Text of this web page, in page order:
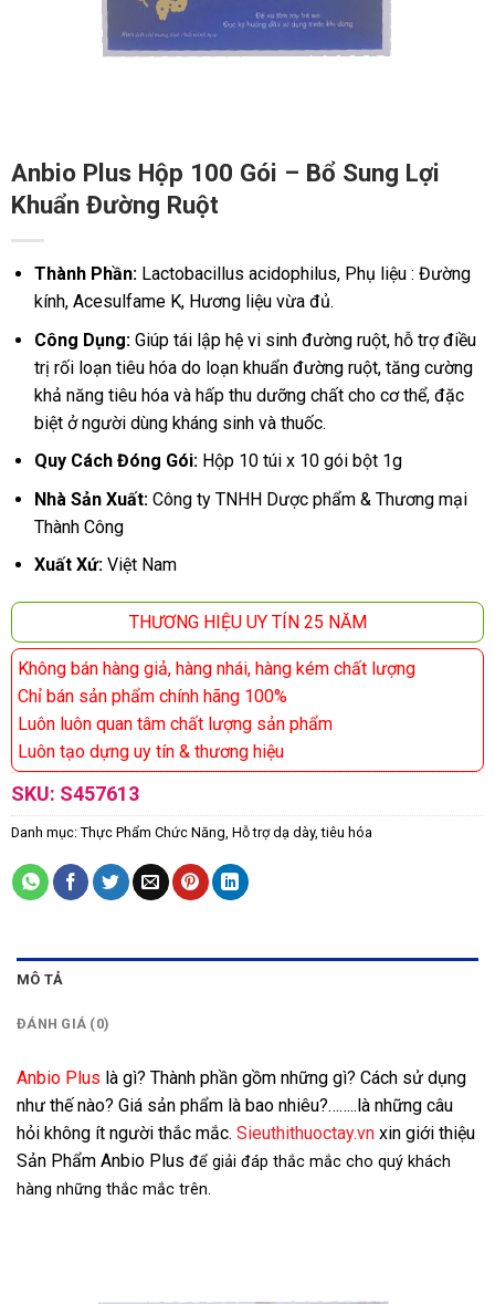
Anbio Plus Hộp 100 Gói – Bổ Sung Lợi
Khuẩn Đường Ruột
Thành Phần: Lactobacillus acidophilus, Phụ liệu : Đường
kính, Acesulfame K, Hương liệu vừa đủ.
Công Dụng: Giúp tái lập hệ vi sinh đường ruột, hỗ trợ điều
trị rối loạn tiêu hóa do loạn khuẩn đường ruột, tăng cường
khả năng tiêu hóa và hấp thu dưỡng chất cho cơ thể, đặc
biệt ở người dùng kháng sinh và thuốc.
Quy Cách Đóng Gói: Hộp 10 túi x 10 gói bột 1g
Nhà Sản Xuất: Công ty TNHH Dược phẩm & Thương mại
Thành Công
Xuất Xứ: Việt Nam
THƯƠNG HIỆU UY TÍN 25 NĂM
Không bán hàng giả, hàng nhái, hàng kém chất lượng
Chỉ bán sản phẩm chính hãng 100%
Luôn luôn quan tâm chất lượng sản phẩm
Luôn tạo dựng uy tín & thương hiệu
SKU: S457613
Danh mục: Thực Phẩm Chức Năng, Hỗ trợ dạ dày, tiêu hóa
MÔ TẢ
ĐÁNH GIÁ (0)
Anbio Plus là gì? Thành phần gồm những gì? Cách sử dụng
như thế nào? Giá sản phẩm là bao nhiêu?……..là những câu
hỏi không ít người thắc mắc. Sieuthithuoctay.vn xin giới thiệu
Sản Phẩm Anbio Plus để giải đáp thắc mắc cho quý khách
hàng những thắc mắc trên.